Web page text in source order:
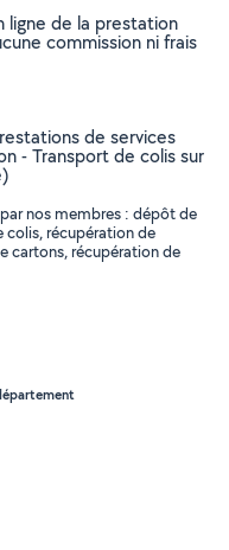
ligne de la prestation
commission ni frais
de services
- Transport de colis sur
nos membres : dépôt de
colis, récupération de
cartons, récupération de